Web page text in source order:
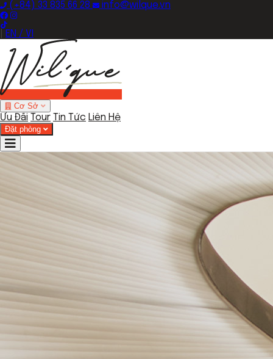
(+84) 33 835 66 28 info@wilque.vn
EN / VI
Cơ Sở
Ưu Đãi Tour Tin Tức Liên Hệ
Đặt phòng